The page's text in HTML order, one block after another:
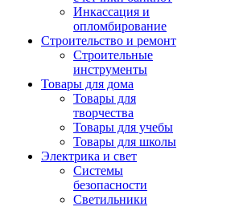
Инкассация и
опломбирование
Строительство и ремонт
Строительные
инструменты
Товары для дома
Товары для
творчества
Товары для учебы
Товары для школы
Электрика и свет
Системы
безопасности
Светильники